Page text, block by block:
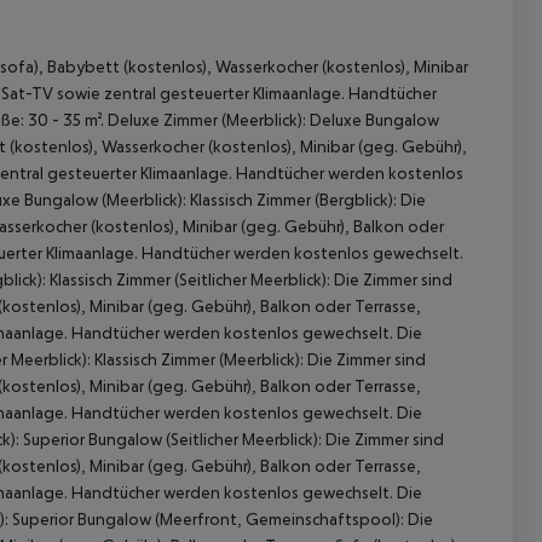
Babybett (kostenlos), Wasserkocher (kostenlos), Minibar
TV sowie zentral gesteuerter Klimaanlage. Handtücher
- 35 m². Deluxe Zimmer (Meerblick): Deluxe Bungalow
Wasserkocher (kostenlos), Minibar (geg. Gebühr),
gesteuerter Klimaanlage. Handtücher werden kostenlos
Bungalow (Meerblick): Klassisch Zimmer (Bergblick): Die
(kostenlos), Minibar (geg. Gebühr), Balkon oder
Klimaanlage. Handtücher werden kostenlos gewechselt.
Klassisch Zimmer (Seitlicher Meerblick): Die Zimmer sind
Minibar (geg. Gebühr), Balkon oder Terrasse,
Handtücher werden kostenlos gewechselt. Die
Klassisch Zimmer (Meerblick): Die Zimmer sind
Minibar (geg. Gebühr), Balkon oder Terrasse,
Handtücher werden kostenlos gewechselt. Die
Superior Bungalow (Seitlicher Meerblick): Die Zimmer sind
Minibar (geg. Gebühr), Balkon oder Terrasse,
Handtücher werden kostenlos gewechselt. Die
Superior Bungalow (Meerfront, Gemeinschaftspool): Die